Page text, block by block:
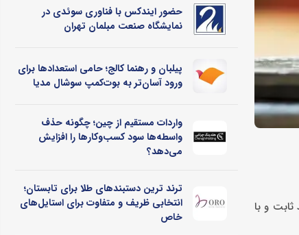
و با
حضور ایندکس با فناوری سوئدی در
نمایشگاه صنعت مبلمان تهران
پیلبان و رهنما کالج؛ حامی استعدادها برای
ورود آسان‌تر به بوت‌کمپ سوشال مدیا
واردات مستقیم از چین؛ چگونه حذف
واسطه‌ها سود کسب‌وکارها را افزایش
می‌دهد؟
ترند ترین دستبندهای طلا برای تابستان؛
انتخابی ظریف و متفاوت برای استایل‌های
خاص